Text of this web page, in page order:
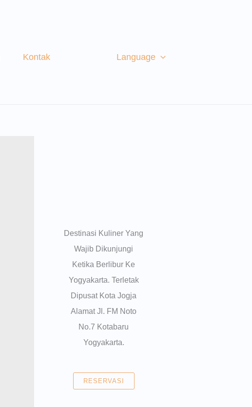
Kontak Language
Destinasi Kuliner Yang
Wajib Dikunjungi
Ketika Berlibur Ke
Yogyakarta. Terletak
Dipusat Kota Jogja
Alamat Jl. FM Noto
No.7 Kotabaru
Yogyakarta.
RESERVASI